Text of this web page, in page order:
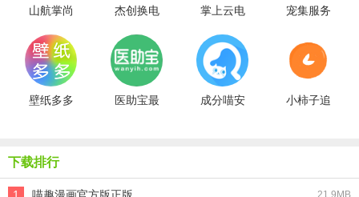
山航掌尚
费版
杰创换电
版
掌上云电
装版
宠集服务
版
壁纸多多
医助宝最
成分喵安
小柿子追
下载排行